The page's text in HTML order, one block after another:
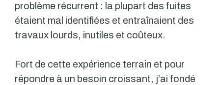
problème récurrent : la plupart des fuites
étaient mal identifiées et entraînaient des
travaux lourds, inutiles et coûteux.
Fort de cette expérience terrain et pour
répondre à un besoin croissant, j’ai fondé